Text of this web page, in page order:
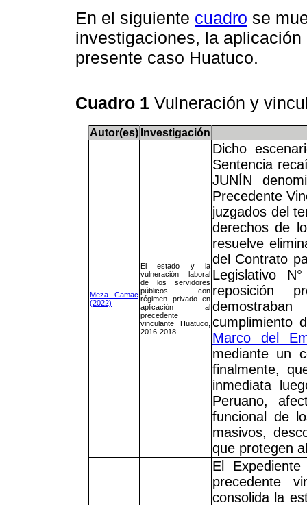
En el siguiente cuadro se
investigaciones, la
presente caso Huatuco.
Cuadro 1 Vulneración y
Autor(es) Investigación
Meza Camac
(2022)
El estado y la
vulneración laboral
de los servidores
públicos con
régimen privado en
aplicación al
precedente
vinculante Huatuco,
2016-2018.
Dicho
Sentencia
JUNÍN
Precedente
juzgados del
derechos de
resuelve
del Contrato
Legislativo
reposición
cumplimiento
Marco del
mediante un
finalmente,
inmediata
Peruano,
funcional de
masivos,
que protegen
El
precedente
consolida la